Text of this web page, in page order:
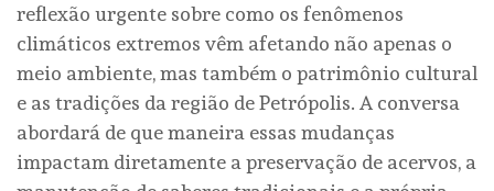
reflexão urgente sobre como os fenômenos
climáticos extremos vêm afetando não apenas o
meio ambiente, mas também o patrimônio cultural
e as tradições da região de Petrópolis. A conversa
abordará de que maneira essas mudanças
impactam diretamente a preservação de acervos, a